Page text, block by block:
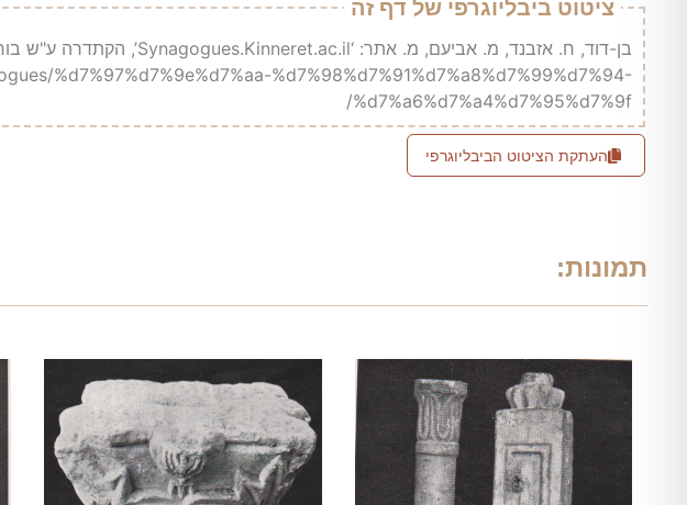
ציטוט ביבליוגרפי של דף זה
%d7%97%d7%9e%d7%aa-%d7%98%d7%91%d7%a8%d7%99%d7%94-
%d7%a6%d7%a4%d7%95%d7%9f/
העתקת הציטוט הביבליוגרפי
תמונות: